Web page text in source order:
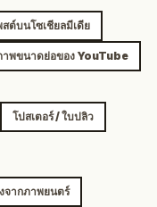
สต์บนโซเชียลมีเดีย
าพขนาดย่อของ YouTube
โปสเตอร์ / ใบปลิว
จากภาพยนตร์